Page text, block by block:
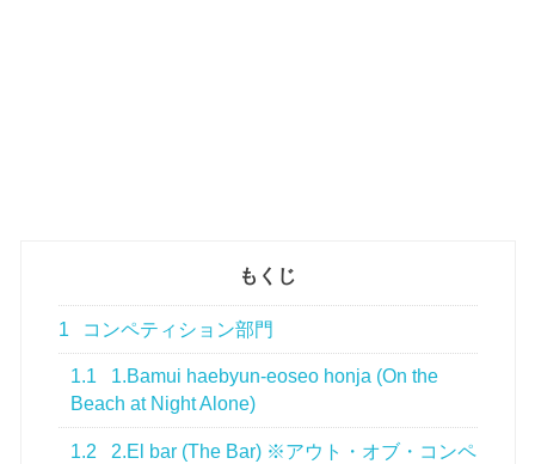
もくじ
1 コンペティション部門
1.1
1.Bamui haebyun-eoseo honja (On the
Beach at Night Alone)
1.2
2.El bar (The Bar) ※アウト・オブ・コンペ